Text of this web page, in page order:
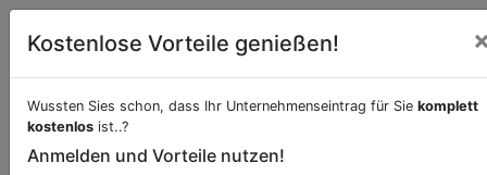
Beschreibung & Services von
Kostenlose Vorteile genießen!
Wussten Sies schon, dass Ihr Unternehmenseintrag für Sie komplett
kostenlos ist..?
Anmelden und Vorteile nutzen!